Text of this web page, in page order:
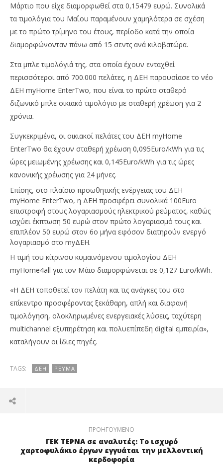
Μάρτιο που είχε διαμορφωθεί στα 0,15479 ευρώ. Συνολικά
τα τιμολόγια του Μαΐου παραμένουν χαμηλότερα σε σχέση
με το πρώτο τρίμηνο του έτους, περίοδο κατά την οποία
διαμορφώνονταν πάνω από 15 σεντς ανά κιλοβατώρα.
Στα μπλε τιμολόγιά της, στα οποία έχουν ενταχθεί
περισσότεροι από 700.000 πελάτες, η ΔΕΗ παρουσίασε το νέο
ΔΕΗ myHome EnterTwo, που είναι το πρώτο σταθερό
διζωνικό μπλε οικιακό τιμολόγιο με σταθερή χρέωση για 2
χρόνια.
Συγκεκριμένα, οι οικιακοί πελάτες του ΔΕΗ myHome
EnterTwo θα έχουν σταθερή χρέωση 0,095Euro/kWh για τις
ώρες μειωμένης χρέωσης και 0,145Euro/kWh για τις ώρες
κανονικής χρέωσης για 24 μήνες.
Επίσης, στο πλαίσιο προωθητικής ενέργειας του ΔΕΗ
myHome EnterTwo, η ΔΕΗ προσφέρει συνολικά 100Euro
επιστροφή στους λογαριασμούς ηλεκτρικού ρεύματος, καθώς
ισχύει έκπτωση 50 ευρώ στον πρώτο λογαριασμό τους και
επιπλέον 50 ευρώ στον 6ο μήνα εφόσον διατηρούν ενεργό
λογαριασμό στο myΔΕΗ.
Η τιμή του κίτρινου κυμαινόμενου τιμολογίου ΔΕΗ
myHome4all για τον Μάιο διαμορφώνεται σε 0,127 Euro/kWh.
«Η ΔΕΗ τοποθετεί τον πελάτη και τις ανάγκες του στο
επίκεντρο προσφέροντας ξεκάθαρη, απλή και διαφανή
τιμολόγηση, ολοκληρωμένες ενεργειακές λύσεις, ταχύτερη
multichannel εξυπηρέτηση και πολυεπίπεδη digital εμπειρία»,
καταλήγουν οι ίδιες πηγές.
TAGS: ΔΕΗ ΡΕΎΜΑ
ΠΡΟΗΓΟΎΜΕΝΟ
ΓΕΚ ΤΕΡΝΑ σε αναλυτές: Το ισχυρό
χαρτοφυλάκιο έργων εγγυάται την μελλοντική
κερδοφορία